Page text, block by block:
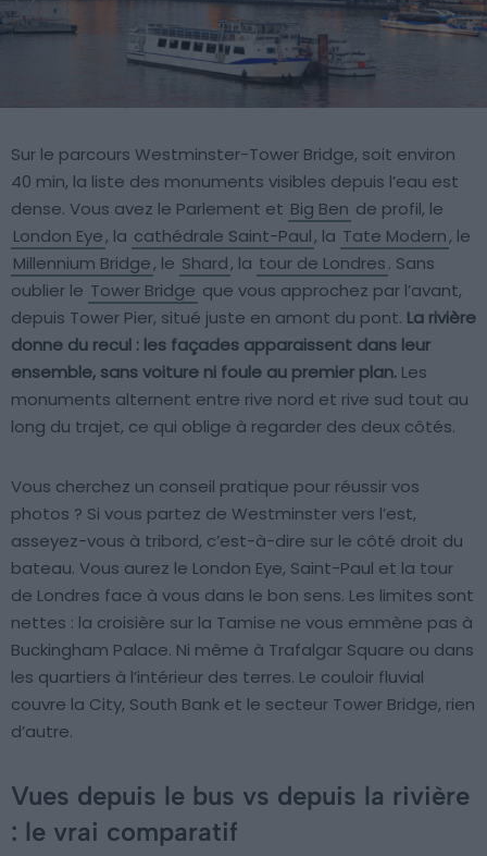
Sur le parcours Westminster-Tower Bridge, soit environ
40 min, la liste des monuments visibles depuis l’eau est
dense. Vous avez le Parlement et Big Ben de profil, le
London Eye, la cathédrale Saint-Paul, la Tate Modern, le
Millennium Bridge, le Shard, la tour de Londres. Sans
oublier le Tower Bridge que vous approchez par l’avant,
depuis Tower Pier, situé juste en amont du pont. La rivière
donne du recul : les façades apparaissent dans leur
ensemble, sans voiture ni foule au premier plan. Les
monuments alternent entre rive nord et rive sud tout au
long du trajet, ce qui oblige à regarder des deux côtés.
Vous cherchez un conseil pratique pour réussir vos
photos ? Si vous partez de Westminster vers l’est,
asseyez-vous à tribord, c’est-à-dire sur le côté droit du
bateau. Vous aurez le London Eye, Saint-Paul et la tour
de Londres face à vous dans le bon sens. Les limites sont
nettes : la croisière sur la Tamise ne vous emmène pas à
Buckingham Palace. Ni même à Trafalgar Square ou dans
les quartiers à l’intérieur des terres. Le couloir fluvial
couvre la City, South Bank et le secteur Tower Bridge, rien
d’autre.
Vues depuis le bus vs depuis la rivière
: le vrai comparatif